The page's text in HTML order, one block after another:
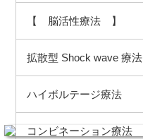
【 脳活性療法 】
拡散型 Shock wave 療法
ハイボルテージ療法
コンビネーション療法